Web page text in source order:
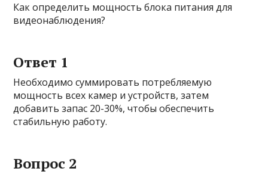
Как определить мощность блока питания для
видеонаблюдения?
Ответ 1
Необходимо суммировать потребляемую
мощность всех камер и устройств, затем
добавить запас 20-30%, чтобы обеспечить
стабильную работу.
Вопрос 2